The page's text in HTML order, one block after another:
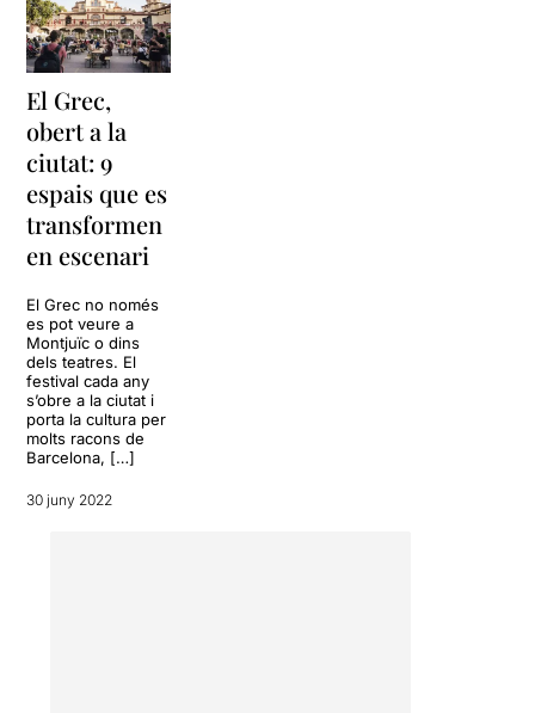
El Grec,
obert a la
ciutat: 9
espais que es
transformen
en escenari
El Grec no només
es pot veure a
Montjuïc o dins
dels teatres. El
festival cada any
s’obre a la ciutat i
porta la cultura per
molts racons de
Barcelona, […]
30 juny 2022